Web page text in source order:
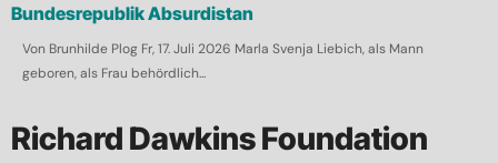
Bundesrepublik Absurdistan
Von Brunhilde Plog Fr, 17. Juli 2026 Marla Svenja Liebich, als Mann
geboren, als Frau behördlich...
Richard Dawkins Foundation